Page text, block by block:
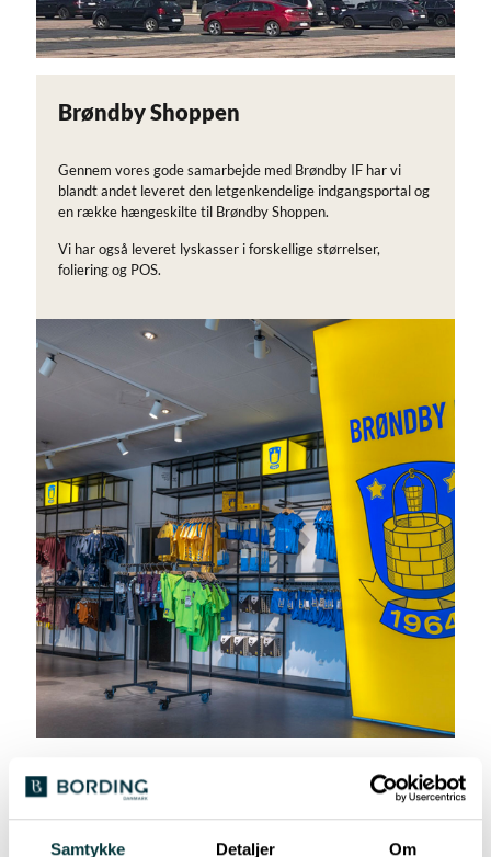
Samtykke Detaljer Om
Brøndby Shoppen
Gennem vores gode samarbejde med Brøndby IF har vi
blandt andet leveret den letgenkendelige indgangsportal og
en række hængeskilte til Brøndby Shoppen.
Vi har også leveret lyskasser i forskellige størrelser,
foliering og POS.
Fra tomme